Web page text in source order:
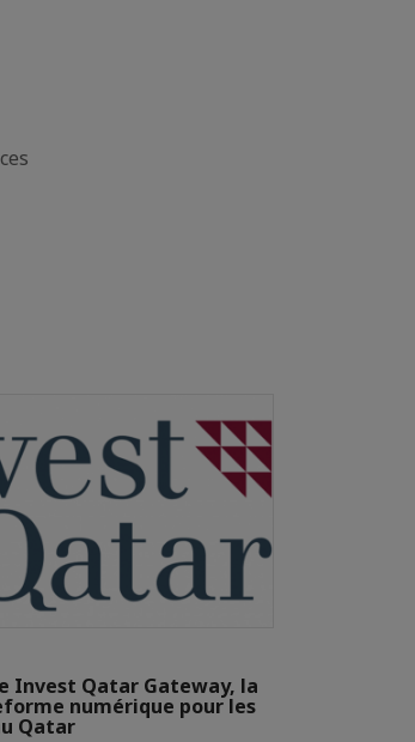
Invest Qatar Gateway, la
numérique pour les
Qatar